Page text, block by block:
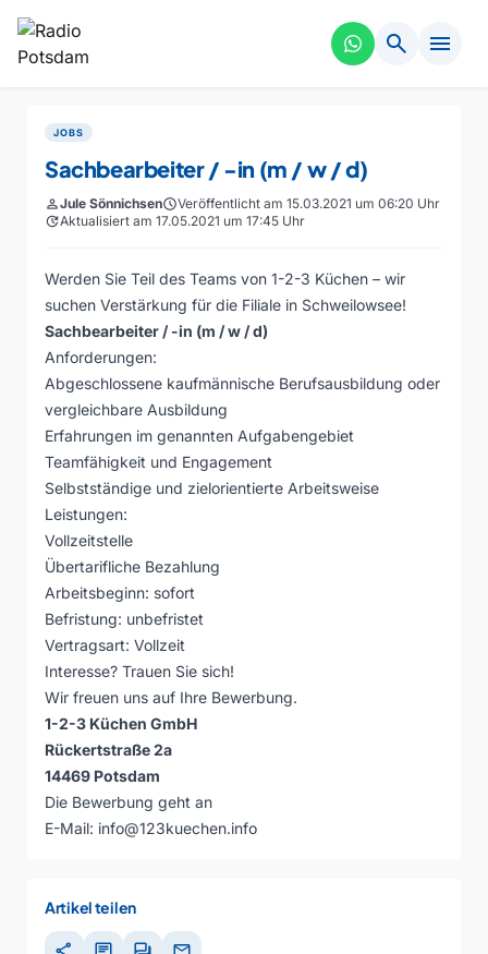
search menu
JOBS
Sachbearbeiter / -in (m / w / d)
personJule SönnichsenscheduleVeröffentlicht am 15.03.2021 um 06:20 Uhr
updateAktualisiert am 17.05.2021 um 17:45 Uhr
Werden Sie Teil des Teams von 1-2-3 Küchen – wir
suchen Verstärkung für die Filiale in Schweilowsee!
Sachbearbeiter / -in (m / w / d)
Anforderungen:
Abgeschlossene kaufmännische Berufsausbildung oder
vergleichbare Ausbildung
Erfahrungen im genannten Aufgabengebiet
Teamfähigkeit und Engagement
Selbstständige und zielorientierte Arbeitsweise
Leistungen:
Vollzeitstelle
Übertarifliche Bezahlung
Arbeitsbeginn: sofort
Befristung: unbefristet
Vertragsart: Vollzeit
Interesse? Trauen Sie sich!
Wir freuen uns auf Ihre Bewerbung.
1-2-3 Küchen GmbH
Rückertstraße 2a
14469 Potsdam
Die Bewerbung geht an
E-Mail: info@123kuechen.info
Artikel teilen